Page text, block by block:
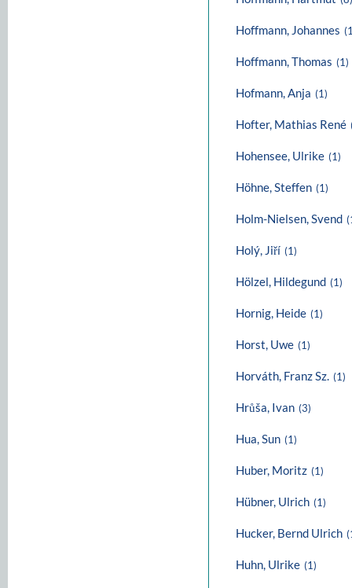
Hoffmann, Johannes
Hoffmann, Thomas (1)
Hofmann, Anja (1)
Hofter, Mathias René
Hohensee, Ulrike (1)
Höhne, Steffen (1)
Holm-Nielsen, Svend
Holý, Jiří (1)
Hölzel, Hildegund (1)
Hornig, Heide (1)
Horst, Uwe (1)
Horváth, Franz Sz. (1)
Hrůša, Ivan (3)
Hua, Sun (1)
Huber, Moritz (1)
Hübner, Ulrich (1)
Hucker, Bernd Ulrich
Huhn, Ulrike (1)